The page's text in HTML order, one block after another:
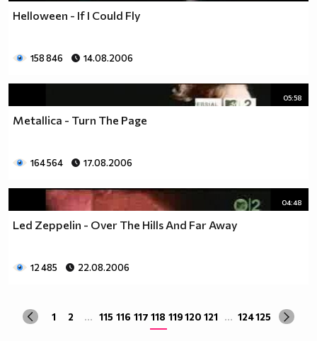
Helloween - If I Could Fly
158 846 14.08.2006
05:58
Metallica - Turn The Page
164 564 17.08.2006
04:48
Led Zeppelin - Over The Hills And Far Away
12 485 22.08.2006
1 2 ... 115 116 117 118 119120 121 ... 124125